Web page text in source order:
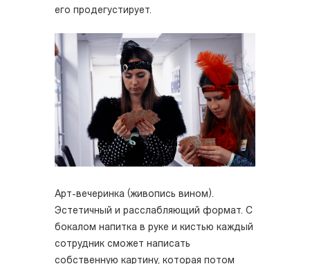
его продегустирует.
Арт-вечеринка (живопись вином).
Эстетичный и расслабляющий формат. С
бокалом напитка в руке и кистью каждый
сотрудник сможет написать
собственную картину, которая потом